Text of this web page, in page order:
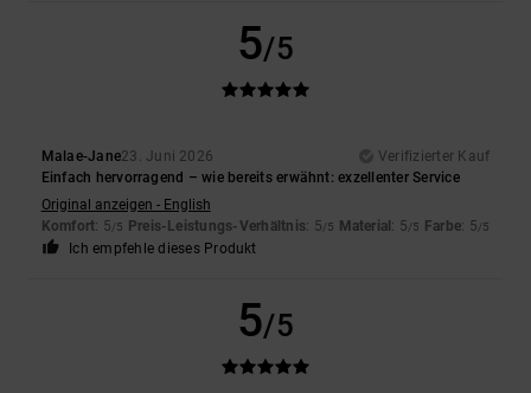
5/5
Malae-Jane23. Juni 2026
Verifizierter Kauf
Einfach hervorragend – wie bereits erwähnt: exzellenter Service
Original anzeigen - English
Komfort: 5/5 Preis-Leistungs-Verhältnis: 5/5 Material: 5/5 Farbe: 5/5
Ich empfehle dieses Produkt
5/5